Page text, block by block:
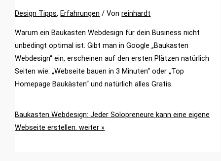
Design Tipps,Erfahrungen / Vonreinhardt
Warum ein Baukasten Webdesign für dein Business nicht
unbedingt optimal ist. Gibt man in Google „Baukasten
Webdesign“ ein, erscheinen auf den ersten Plätzen natürlich
Seiten wie: „Webseite bauen in 3 Minuten“ oder „Top
Homepage Baukästen“ und natürlich alles Gratis.
Baukasten Webdesign: Jeder Solopreneure kann eine eigene
Webseite erstellen. weiter »